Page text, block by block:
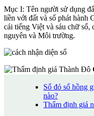
Mục I: Tên người sử dụng
liền với đất và số phát hành
cái tiếng Việt và sáu chữ số,
nguyên và Môi trường.
Sổ đỏ sổ hồng
nào?
Thẩm định giá